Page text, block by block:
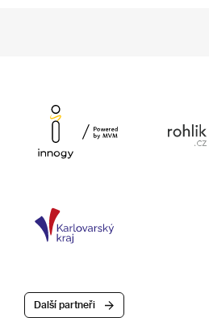
Další partneři